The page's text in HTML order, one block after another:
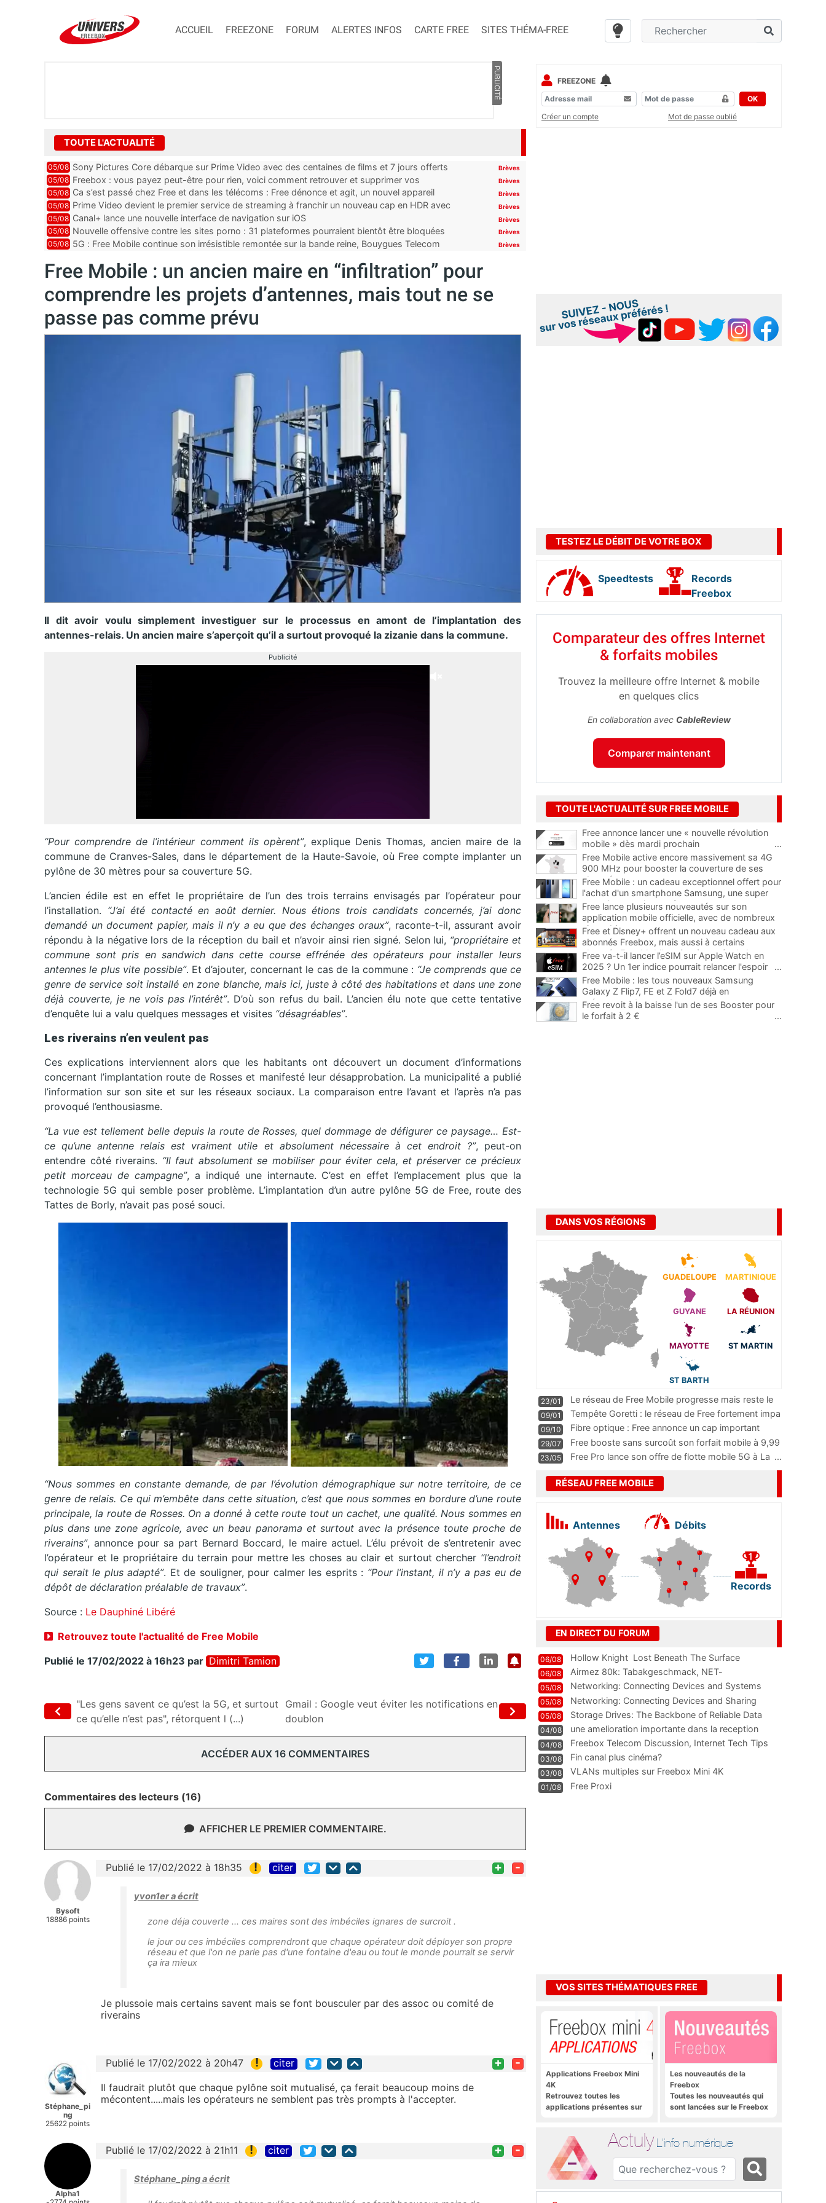
ACCUEIL FREEZONE FORUM ALERTES INFOS CARTE FREE SITES THÉMA-FREE
PUBLICITÉ
TOUTE L'ACTUALITÉ
05/08 Sony Pictures Core débarque sur Prime Video avec des centaines de films et 7 jours offerts Brèves
05/08 Freebox : vous payez peut-être pour rien, voici comment retrouver et supprimer vos
abonnements TV oubliés
Brèves
05/08 Ca s’est passé chez Free et dans les télécoms : Free dénonce et agit, un nouvel appareil
pointe le bout de...
Brèves
05/08 Prime Video devient le premier service de streaming à franchir un nouveau cap en HDR avec
ce lancement
Brèves
05/08 Canal+ lance une nouvelle interface de navigation sur iOS Brèves
05/08 Nouvelle offensive contre les sites porno : 31 plateformes pourraient bientôt être bloquées
par Orange, Free, SF...
Brèves
05/08 5G : Free Mobile continue son irrésistible remontée sur la bande reine, Bouygues Telecom
Brèves
Free Mobile : un ancien maire en “infiltration” pour
comprendre les projets d’antennes, mais tout ne se
passe pas comme prévu
Il dit avoir voulu simplement investiguer sur le processus en amont de l’implantation des
antennes-relais. Un ancien maire s’aperçoit qu’il a surtout provoqué la zizanie dans la commune.
Publicité
“Pour comprendre de l’intérieur comment ils opèrent”, explique Denis Thomas, ancien maire de la
commune de Cranves-Sales, dans le département de la Haute-Savoie, où Free compte implanter un
pylône de 30 mètres pour sa couverture 5G.
L’ancien édile est en effet le propriétaire de l’un des trois terrains envisagés par l’opérateur pour
l’installation. “J’ai été contacté en août dernier. Nous étions trois candidats concernés, j’ai donc
demandé un document papier, mais il n’y a eu que des échanges oraux”, raconte-t-il, assurant avoir
répondu à la négative lors de la réception du bail et n’avoir ainsi rien signé. Selon lui, “propriétaire et
commune sont pris en sandwich dans cette course effrénée des opérateurs pour installer leurs
antennes le plus vite possible”. Et d’ajouter, concernant le cas de la commune : “Je comprends que ce
genre de service soit installé en zone blanche, mais ici, juste à côté des habitations et dans une zone
déjà couverte, je ne vois pas l’intérêt”. D’où son refus du bail. L’ancien élu note que cette tentative
d’enquête lui a valu quelques messages et visites “désagréables”.
Les riverains n’en veulent pas
Ces explications interviennent alors que les habitants ont découvert un document d’informations
concernant l’implantation route de Rosses et manifesté leur désapprobation. La municipalité a publié
l’information sur son site et sur les réseaux sociaux. La comparaison entre l’avant et l’après n’a pas
provoqué l’enthousiasme.
“La vue est tellement belle depuis la route de Rosses, quel dommage de défigurer ce paysage… Est-
ce qu’une antenne relais est vraiment utile et absolument nécessaire à cet endroit ?”, peut-on
entendre côté riverains. “Il faut absolument se mobiliser pour éviter cela, et préserver ce précieux
petit morceau de campagne”, a indiqué une internaute. C’est en effet l’emplacement plus que la
technologie 5G qui semble poser problème. L’implantation d’un autre pylône 5G de Free, route des
Tattes de Borly, n’avait pas posé souci.
“Nous sommes en constante demande, de par l’évolution démographique sur notre territoire, de ce
genre de relais. Ce qui m’embête dans cette situation, c’est que nous sommes en bordure d’une route
principale, la route de Rosses. On a donné à cette route tout un cachet, une qualité. Nous sommes en
plus dans une zone agricole, avec un beau panorama et surtout avec la présence toute proche de
riverains”, annonce pour sa part Bernard Boccard, le maire actuel. L’élu prévoit de s’entretenir avec
l’opérateur et le propriétaire du terrain pour mettre les choses au clair et surtout chercher “l’endroit
qui serait le plus adapté”. Et de souligner, pour calmer les esprits : “Pour l’instant, il n’y a pas eu de
dépôt de déclaration préalable de travaux”.
Source : Le Dauphiné Libéré
Retrouvez toute l'actualité de Free Mobile
Publié le 17/02/2022 à 16h23 par Dimitri Tamion
"Les gens savent ce qu’est la 5G, et surtout
ce qu’elle n’est pas", rétorquent l (...)
Gmail : Google veut éviter les notifications en
doublon
ACCÉDER AUX 16 COMMENTAIRES
Commentaires des lecteurs (16)
AFFICHER LE PREMIER COMMENTAIRE.
Bysoft
18886 points
Publié le 17/02/2022 à 18h35 ! citer + -
yvon1er a écrit
zone déja couverte ... ces maires sont des imbéciles ignares de surcroit .
le jour ou ces imbéciles comprendront que chaque opérateur doit déployer son propre
réseau et que l'on ne parle pas d'une fontaine d'eau ou tout le monde pourrait se servir
ça ira mieux
Je plussoie mais certains savent mais se font bousculer par des assoc ou comité de
riverains
Stéphane_pi
ng
25622 points
Publié le 17/02/2022 à 20h47 ! citer + -
Il faudrait plutôt que chaque pylône soit mutualisé, ça ferait beaucoup moins de
mécontent.....mais les opérateurs ne semblent pas très prompts à l'accepter.
Alpha1
Publié le 17/02/2022 à 21h11 ! citer + -
Stéphane_ping a écrit
FREEZONE
OK
Créer un compte
Mot de passe oublié
TESTEZ LE DÉBIT DE VOTRE BOX
Speedtests
Records
Freebox
Comparateur des offres Internet
& forfaits mobiles
Trouvez la meilleure offre Internet & mobile
en quelques clics
En collaboration avec CableReview
Comparer maintenant
TOUTE L'ACTUALITÉ SUR FREE MOBILE
Free annonce lancer une « nouvelle révolution
mobile » dès mardi prochain
...
Free Mobile active encore massivement sa 4G
900 MHz pour booster la couverture de ses
abonnés
...
Free Mobile : un cadeau exceptionnel offert pour
l'achat d'un smartphone Samsung, une super
occasion pour la rentrée
Free lance plusieurs nouveautés sur son
application mobile officielle, avec de nombreux
ajouts bienvenus
...
Free et Disney+ offrent un nouveau cadeau aux
abonnés Freebox, mais aussi à certains
abonnés Free Mobile grâce à une évolution
Free va-t-il lancer l’eSIM sur Apple Watch en
2025 ? Un 1er indice pourrait relancer l'espoir
...
Free Mobile : les tous nouveaux Samsung
Galaxy Z Flip7, FE et Z Fold7 déjà en
précommande avec des promos
Free revoit à la baisse l'un de ses Booster pour
le forfait à 2 €
...
DANS VOS RÉGIONS
GUADELOUPE MARTINIQUE
GUYANE LA RÉUNION
MAYOTTE ST MARTIN
ST BARTH
23/01
Le réseau de Free Mobile progresse mais reste le
m
...
09/01
Tempête Goretti : le réseau de Free fortement impa
09/10
Fibre optique : Free annonce un cap important
pass
...
29/07
Free booste sans surcoût son forfait mobile à 9,99
23/05 Free Pro lance son offre de flotte mobile 5G à La ...
RÉSEAU FREE MOBILE
Antennes Débits
Records
EN DIRECT DU FORUM
06/08 Hollow Knight  Lost Beneath The Surface
06/08
Airmez 80k: Tabakgeschmack, NET-
Technologie und Leistung im
05/08 Networking: Connecting Devices and Systems
05/08
Networking: Connecting Devices and Sharing
Information
05/08
Storage Drives: The Backbone of Reliable Data
Management
04/08
une amelioration importante dans la reception
WIFI
04/08
Freebox Telecom Discussion, Internet Tech Tips
Communi
03/08 Fin canal plus cinéma?
03/08 VLANs multiples sur Freebox Mini 4K
01/08 Free Proxi
VOS SITES THÉMATIQUES FREE
Applications Freebox Mini
4K
Retrouvez toutes les
applications présentes sur
Les nouveautés de la
Freebox
Toutes les nouveautés qui
sont lancées sur le Freebox
Actuly L'info numérique